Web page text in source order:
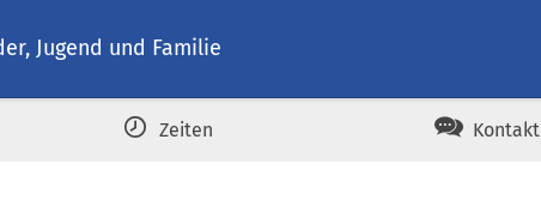
Jugend und Familie
Zeiten Kontakt